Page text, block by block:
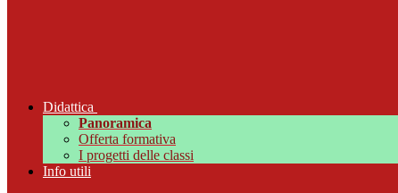
Didattica
Panoramica
Offerta formativa
I progetti delle classi
Info utili